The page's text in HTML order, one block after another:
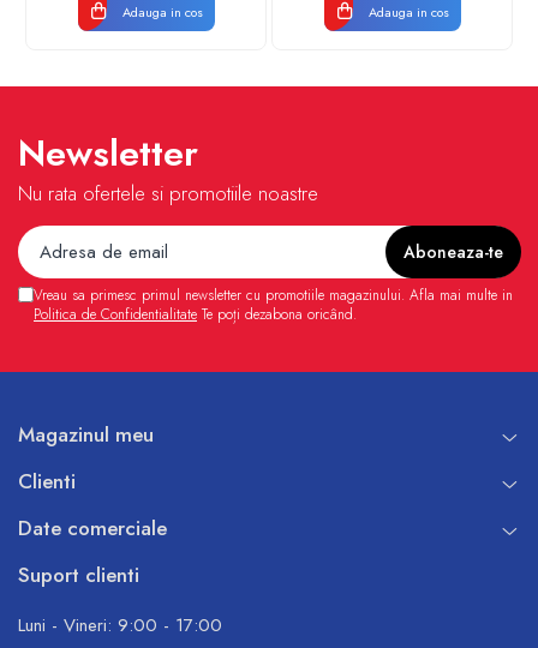
Adauga in cos Adauga in cos
Newsletter
Nu rata ofertele si promotiile noastre
Vreau sa primesc primul newsletter cu promotiile magazinului. Afla mai multe in
Politica de Confidentialitate Te poți dezabona oricând.
Magazinul meu
Clienti
Date comerciale
Suport clienti
Luni - Vineri: 9:00 - 17:00